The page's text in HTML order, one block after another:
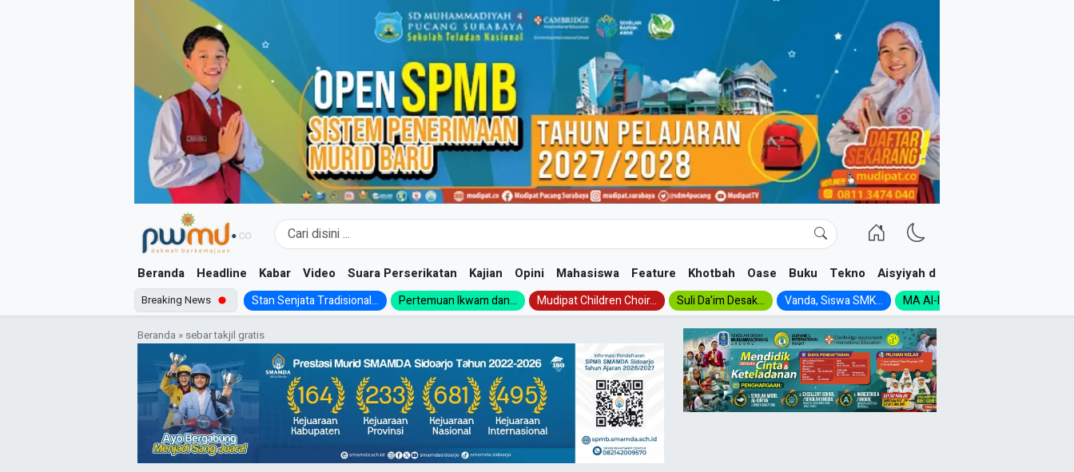
Beranda Headline Kabar Video Suara Perserikatan Kajian Opini Mahasiswa Feature Khotbah Oase Buku Tekno Aisyiyah dan NA
Breaking News Stan Senjata Tradisional... Pertemuan Ikwam dan... Mudipat Children Choir... Suli Da’im Desak... Vanda, Siswa SMK... MA Al-Ishlah Gelar...
Beranda » sebar takjil gratis